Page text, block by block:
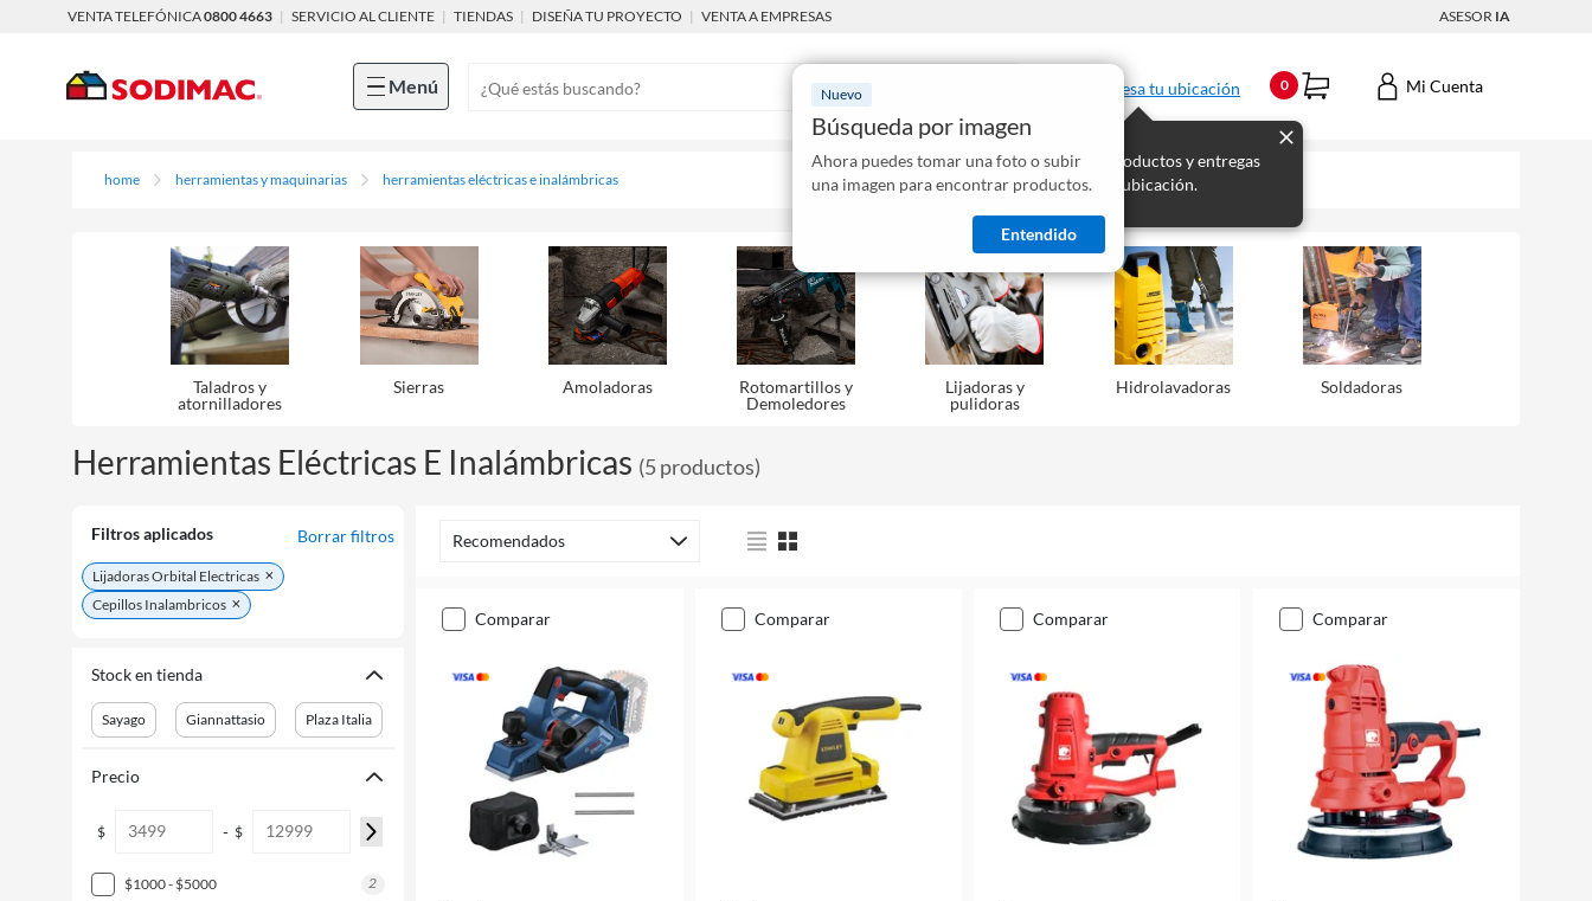
VENTA TELEFÓNICA0800 4663 | SERVICIO AL CLIENTE | TIENDAS | DISEÑA TU PROYECTO | VENTA A EMPRESAS ASESOR IA
Menú Nuevo
Búsqueda por imagen
Ahora puedes tomar una foto o subir
una imagen para encontrar productos.
Entendido
Ingresa tu ubicación
Mostraremos los productos y entregas
disponibles para tu ubicación.
0 Mi Cuenta
home herramientas y maquinarias herramientas eléctricas e inalámbricas
Taladros y
atornilladores
Sierras Amoladoras
Rotomartillos y
Demoledores
Lijadoras y
pulidoras
Hidrolavadoras Soldadoras
Herramientas Eléctricas E Inalámbricas (5productos)
Filtros aplicados Borrar filtros
Lijadoras Orbital Electricas
Cepillos Inalambricos
Stock en tienda
Sayago Giannattasio Plaza Italia
Precio
$ - $
$1000 - $5000
2
Recomendados
comparar comparar comparar comparar